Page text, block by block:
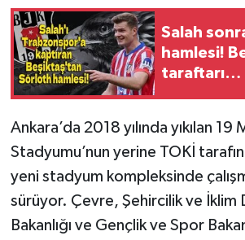
Salah
hamlesi!
taraftarı
Ankara’da 2018 yılında yıkılan 19
Stadyumu’nun yerine TOKİ
yeni stadyum kompleksinde
sürüyor. Çevre, Şehircilik ve İklim
Bakanlığı ve Gençlik ve Spor